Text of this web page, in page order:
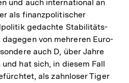
und auch international an
als finanzpolitischer
gedachte Stabilitäts-
von mehreren Euro-
auch D, über Jahre
hat sich, in diesem Fall
als zahnloser Tiger